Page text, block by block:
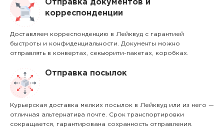
Отправка документов и
корреспонденции
Доставляем корреспонденцию в Лейквуд с гарантией
быстроты и конфиденциальности. Документы можно
отправлять в конвертах, секьюрити-пакетах, коробках.
Отправка посылок
Курьерская доставка мелких посылок в Лейквуд или из него —
отличная альтернатива почте. Срок транспортировки
сокращается, гарантирована сохранность отправления.